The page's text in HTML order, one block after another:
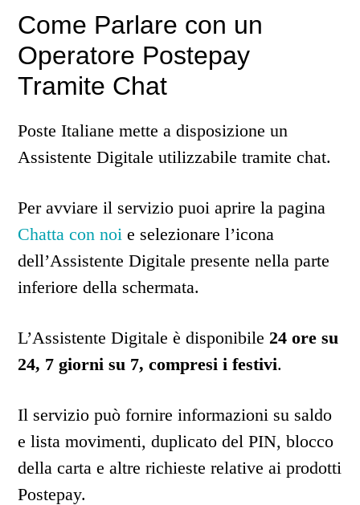
Come Parlare con un
Operatore Postepay
Tramite Chat
Poste Italiane mette a disposizione un
Assistente Digitale utilizzabile tramite chat.
Per avviare il servizio puoi aprire la pagina
Chatta con noi e selezionare l’icona
dell’Assistente Digitale presente nella parte
inferiore della schermata.
L’Assistente Digitale è disponibile 24 ore su
24, 7 giorni su 7, compresi i festivi.
Il servizio può fornire informazioni su saldo
e lista movimenti, duplicato del PIN, blocco
della carta e altre richieste relative ai prodotti
Postepay.